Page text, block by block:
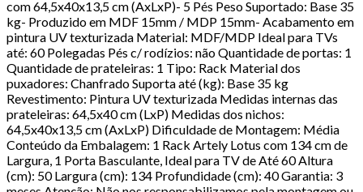
com 64,5x40x13,5 cm (AxLxP)- 5 Pés Peso Suportado: Base 35
kg- Produzido em MDF 15mm / MDP 15mm- Acabamento em
pintura UV texturizada Material: MDF/MDP Ideal para TVs
até: 60 Polegadas Pés c/ rodízios: não Quantidade de portas: 1
Quantidade de prateleiras: 1 Tipo: Rack Material dos
puxadores: Chanfrado Suporta até (kg): Base 35 kg
Revestimento: Pintura UV texturizada Medidas internas das
prateleiras: 64,5x40 cm (LxP) Medidas dos nichos:
64,5x40x13,5 cm (AxLxP) Dificuldade de Montagem: Média
Conteúdo da Embalagem: 1 Rack Artely Lotus com 134 cm de
Largura, 1 Porta Basculante, Ideal para TV de Até 60 Altura
(cm): 50 Largura (cm): 134 Profundidade (cm): 40 Garantia: 3